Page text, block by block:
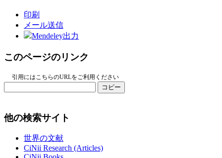
印刷
メール送信
Mendeley出力
このページのリンク
引用にはこちらのURLをご利用ください
コピー
他の検索サイト
世界の文献
CiNii Research (Articles)